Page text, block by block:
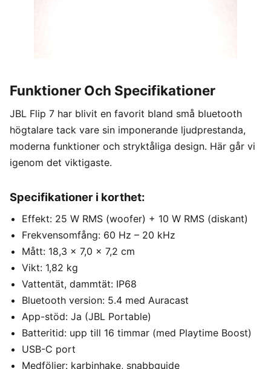
Funktioner Och Specifikationer
JBL Flip 7 har blivit en favorit bland små bluetooth
högtalare tack vare sin imponerande ljudprestanda,
moderna funktioner och stryktåliga design. Här går vi
igenom det viktigaste.
Specifikationer i korthet:
Effekt: 25 W RMS (woofer) + 10 W RMS (diskant)
Frekvensomfång: 60 Hz – 20 kHz
Mått: 18,3 x 7,0 x 7,2 cm
Vikt: 1,82 kg
Vattentät, dammtät: IP68
Bluetooth version: 5.4 med Auracast
App-stöd: Ja (JBL Portable)
Batteritid: upp till 16 timmar (med Playtime Boost)
USB-C port
Medföljer: karbinhake, snabbguide